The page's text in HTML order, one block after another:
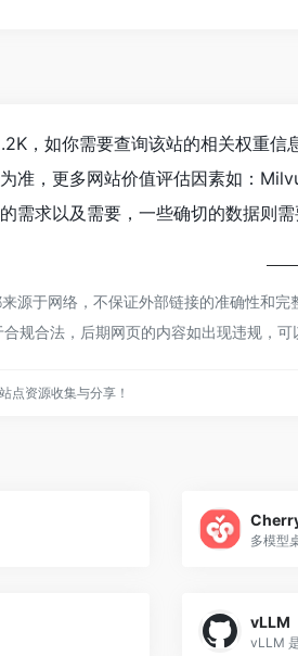
，如你需要查询该站的相关权重信
准，更多网站价值评估因素如：
需求以及需要，一些确切的数据则
源于网络，不保证外部链接的准确性和
规合法，后期网页的内容如出现违规，
点资源收集与分享！
多模型
vLLM